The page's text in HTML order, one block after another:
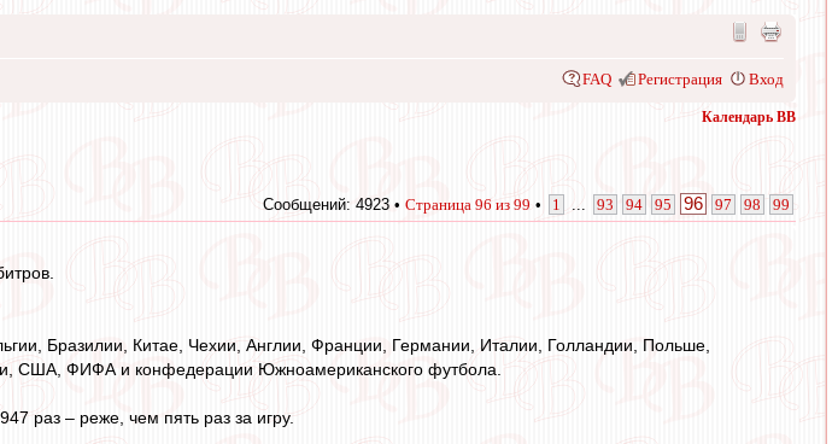
FAQ Регистрация Вход
Календарь ВВ
Сообщений: 4923 • Страница 96 из 99 • 1 93 94 95 96 97 98 99
Бразилии, Китае, Чехии, Англии, Франции, Германии, Италии, Голландии, Польше,
США, ФИФА и конфедерации Южноамериканского футбола.
раз – реже, чем пять раз за игру.